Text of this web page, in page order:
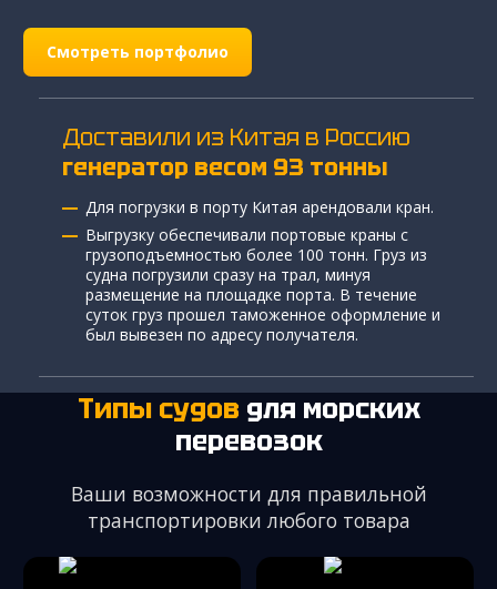
Смотреть портфолио
Доставили из Китая в Россию
генератор весом 93 тонны
Для погрузки в порту Китая арендовали кран.
Выгрузку обеспечивали портовые краны с
грузоподъемностью более 100 тонн. Груз из
судна погрузили сразу на трал, минуя
размещениe на площадке порта. В течение
суток груз прошел таможенное оформление и
был вывезен по адресу получателя.
Типы судов для морских
перевозок
Ваши возможности для правильной
транспортировки любого товара